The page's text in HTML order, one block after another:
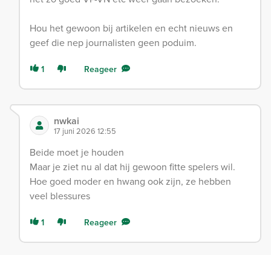
Hou het gewoon bij artikelen en echt nieuws en
geef die nep journalisten geen poduim.
1 Reageer
nwkai
17 juni 2026 12:55
Beide moet je houden
Maar je ziet nu al dat hij gewoon fitte spelers wil.
Hoe goed moder en hwang ook zijn, ze hebben
veel blessures
1 Reageer